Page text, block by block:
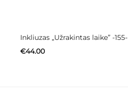
Inkliuzas „Užrakintas laike” -155-
€44.00